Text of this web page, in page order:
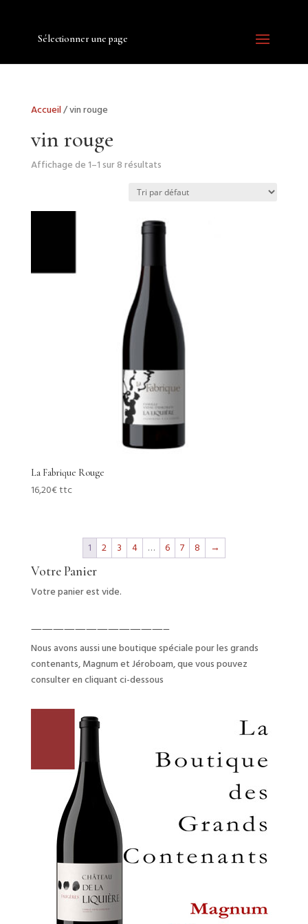
Sélectionner une page
Accueil/ vin rouge
vin rouge
Affichage de 1–1 sur 8 résultats
La Fabrique Rouge
16,20€ttc
1 2 3 4 … 6 7 8 →
Votre Panier
Votre panier est vide.
————————————–
Nous avons aussi une boutique spéciale pour les grands
contenants, Magnum et Jéroboam, que vous pouvez
consulter en cliquant ci-dessous